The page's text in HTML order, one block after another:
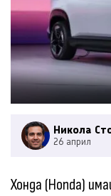
Никола
26 април
Хонда (Honda)